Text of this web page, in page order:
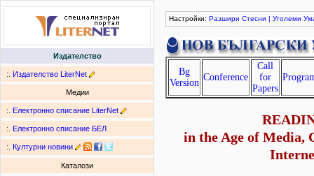
Издателство
:. Издателство LiterNet
Медии
:. Електронно списание LiterNet
:. Електронно списание БЕЛ
:. Културни новини
Каталози
Настройки: Разшири Стесни | Уголеми
Bg
Version
Conference
Call
for
Papers
in the Age of Media,